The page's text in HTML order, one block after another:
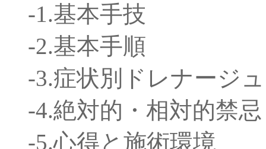
-1.基本手技
-2.基本手順
-3.症状別ドレナージュ
-4.絶対的・相対的禁忌
-5.心得と施術環境